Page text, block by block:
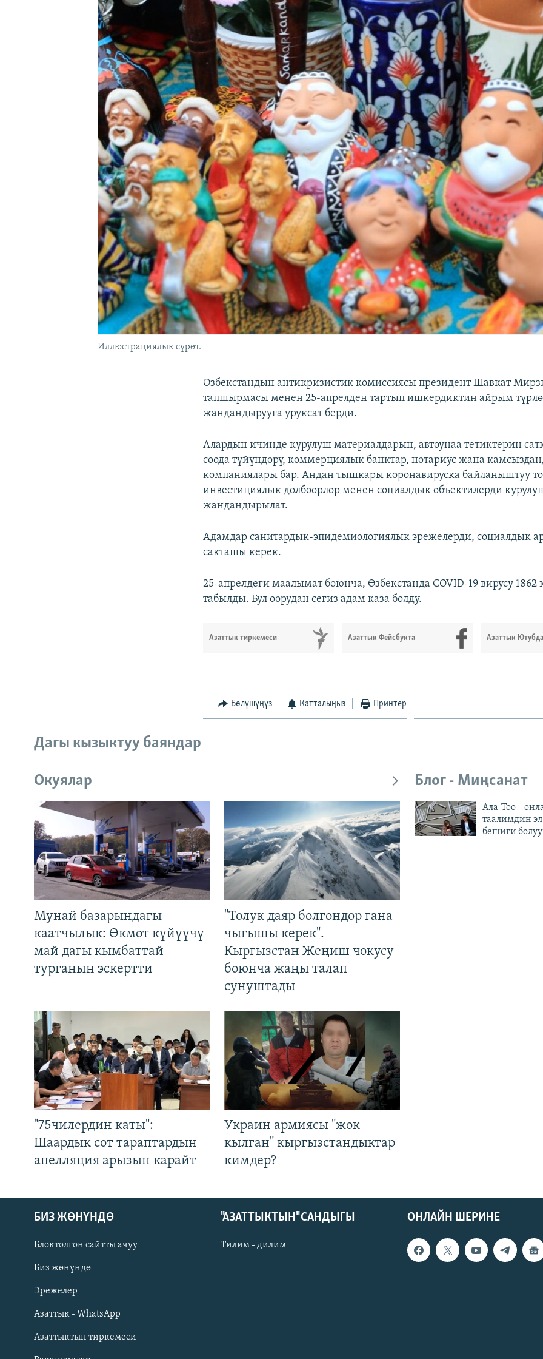
ЫҢГАЙСЫЗ СУРООЛОР
Русский
ОНЛАЙН ШЕРИНЕ
Иллюстрациялык сүрөт.
Өзбекстандын антикризистик комиссиясы президент Шавкат
тапшырмасы менен 25-апрелден тартып ишкердиктин айрым
жандандырууга уруксат берди.
Алардын ичинде курулуш материалдарын, автоунаа тетиктерин
соода түйүндөрү, коммерциялык банктар, нотариус жана
компаниялары бар. Андан тышкары коронавируска байланыштуу
инвестициялык долбоорлор менен социалдык объектилерди
жандандырылат.
Адамдар санитардык-эпидемиологиялык эрежелерди, социалдык
сакташы керек.
25-апрелдеги маалымат боюнча, Өзбекстанда COVID-19 вирусу
табылды. Бул оорудан сегиз адам каза болду.
Азаттык тиркемеси Азаттык Фейсбукта Азаттык Ютубда
Бөлүшүңүз Катталыңыз Принтер
Дагы кызыктуу баяндар
Окуялар
Мунай базарындагы
каатчылык: Өкмөт күйүүчү
май дагы кымбаттай
турганын эскертти
"Толук даяр болгондор гана
чыгышы керек".
Кыргызстан Жеңиш чокусу
боюнча жаңы талап
сунуштады
"75чилердин каты":
Шаардык сот тараптардын
апелляция арызын карайт
Украин армиясы "жок
кылган" кыргызстандыктар
кимдер?
Блог - Миңсанат
Ала-Тоо –
таалимдин
бешиги
ОНЛАЙН ШЕРИНЕ
БИЗ ЖӨНҮНДӨ
Блоктолгон сайтты ачуу
Биз жөнүндө
Эрежелер
Азаттык - WhatsApp
Азаттыктын тиркемеси
"АЗАТТЫКТЫН" САНДЫГЫ
Тилим - дилим